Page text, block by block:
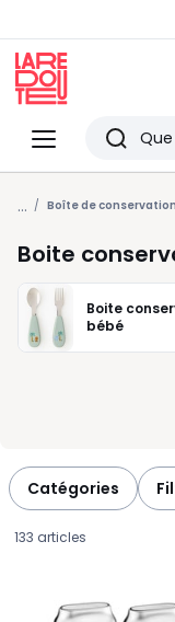
Menu
Redoute
articles
vus
... Boîte de
Boite
Boite
bébé
Catégories
133 articles